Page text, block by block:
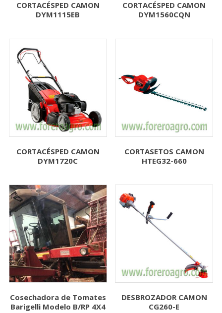
CORTACÉSPED CAMON
DYM1115EB
CORTACÉSPED CAMON
DYM1560CQN
CORTACÉSPED CAMON
DYM1720C
CORTASETOS CAMON
HTEG32-660
Cosechadora de Tomates
Barigelli Modelo B/RP 4X4
DESBROZADOR CAMON
CG260-E